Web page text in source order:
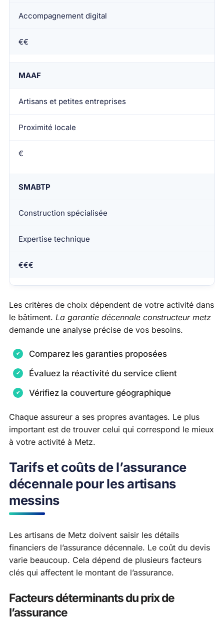
Accompagnement digital
€€
MAAF
Artisans et petites entreprises
Proximité locale
€
SMABTP
Construction spécialisée
Expertise technique
€€€
Les critères de choix dépendent de votre activité dans
le bâtiment. La garantie décennale constructeur metz
demande une analyse précise de vos besoins.
Comparez les garanties proposées
Évaluez la réactivité du service client
Vérifiez la couverture géographique
Chaque assureur a ses propres avantages. Le plus
important est de trouver celui qui correspond le mieux
à votre activité à Metz.
Tarifs et coûts de l’assurance
décennale pour les artisans
messins
Les artisans de Metz doivent saisir les détails
financiers de l’assurance décennale. Le coût du devis
varie beaucoup. Cela dépend de plusieurs facteurs
clés qui affectent le montant de l’assurance.
Facteurs déterminants du prix de
l’assurance